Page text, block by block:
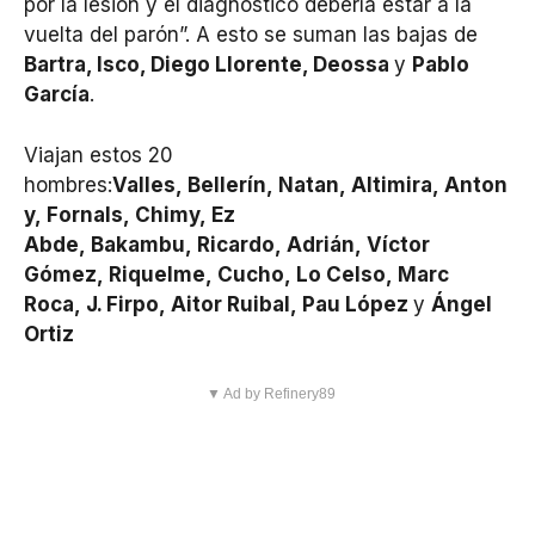
por la lesión y el diagnóstico debería estar a la
vuelta del parón”. A esto se suman las bajas de
Bartra, Isco, Diego Llorente, Deossa y Pablo
García.
Viajan estos 20
hombres:Valles, Bellerín, Natan, Altimira, Anton
y, Fornals, Chimy, Ez
Abde, Bakambu, Ricardo, Adrián, Víctor
Gómez, Riquelme, Cucho, Lo Celso, Marc
Roca, J. Firpo, Aitor Ruibal, Pau López y Ángel
Ortiz
▼ Ad by Refinery89